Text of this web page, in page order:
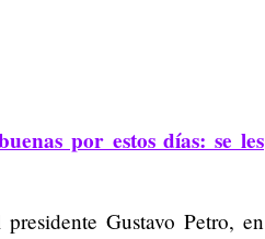
por estos días: se les
Gustavo Petro, en